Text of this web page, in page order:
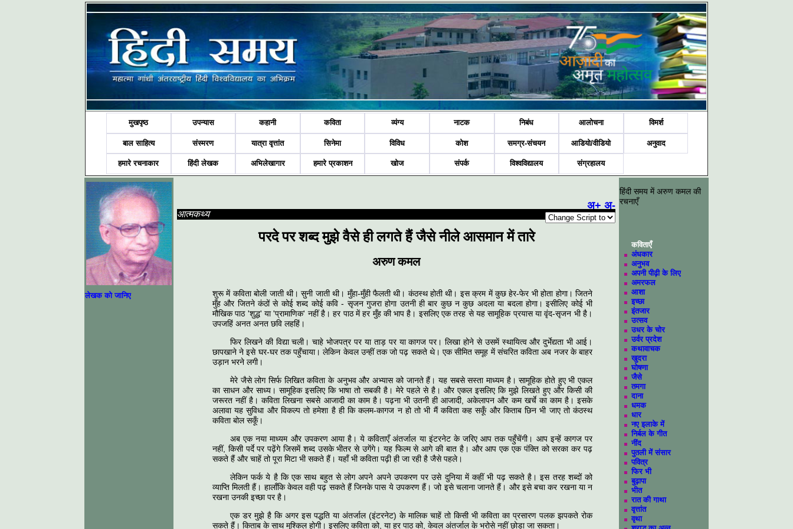
मुखपृष्ठ उपन्यास कहानी कविता व्यंग्य नाटक निबंध आलोचना विमर्श
बाल साहित्य संस्मरण यात्रा वृत्तांत सिनेमा विविध कोश समग्र-संचयन आडियो/वीडियो अनुवाद
हमारे रचनाकार हिंदी लेखक अभिलेखागार हमारे प्रकाशन खोज संपर्क विश्वविद्यालय संग्रहालय
लेखक को जानिए
अ+ अ-
आत्मकथ्य
परदे पर शब्द मुझे वैसे ही लगते हैं जैसे नीले आसमान में तारे
अरुण कमल
शुरू में कविता बोली जाती थी। सुनी जाती थी। मुँहा-मुँही फैलती थी। कंठस्थ होती थी। इस क्रम में कुछ हेर-फेर भी होता होगा। जितने
मुँह और जितने कंठों से कोई शब्द कोई कवि - सृजन गुजरा होगा उतनी ही बार कुछ न कुछ अदला या बदला होगा। इसीलिए कोई भी
मौखिक पाठ 'शुद्ध' या 'प्रामाणिक' नहीं है। हर पाठ में हर मुँह की भाप है। इसलिए एक तरह से यह सामूहिक प्रयास या वृंद-सृजन भी है।
उपजहिं अनत अनत छवि लहहिं।
फिर लिखने की विद्या चली। चाहे भोजपत्र पर या ताड़ पर या कागज पर। लिखा होने से उसमें स्थायित्व और दुर्भेद्यता भी आई।
छापखाने ने इसे घर-घर तक पहुँचाया। लेकिन केवल उन्हीं तक जो पढ़ सकते थे। एक सीमित समूह में संचरित कविता अब नजर के बाहर
उड़ान भरने लगी।
मेरे जैसे लोग सिर्फ लिखित कविता के अनुभव और अभ्यास को जानते हैं। यह सबसे सस्ता माध्यम है। सामूहिक होते हुए भी एकल
का साधन और साध्य। सामूहिक इसलिए कि भाषा तो सबकी है। मेरे पहले से है। और एकल इसलिए कि मुझे लिखते हुए और किसी की
जरूरत नहीं है। कविता लिखना सबसे आजादी का काम है। पढ़ना भी उतनी ही आजादी, अकेलापन और कम खर्चे का काम है। इसके
अलावा यह सुविधा और विकल्प तो हमेशा है ही कि कलम-कागज न हो तो भी मैं कविता कह सकूँ और किताब छिन भी जाए तो कंठस्थ
कविता बोल सकूँ।
अब एक नया माध्यम और उपकरण आया है। ये कविताएँ अंतर्जाल या इंटरनेट के जरिए आप तक पहुँचेंगी। आप इन्हें कागज पर
नहीं, किसी पर्दे पर पढ़ेंगे जिसमें शब्द उसके भीतर से उगेंगे। यह फिल्म से आगे की बात है। और आप एक एक पंक्ति को सरका कर पढ़
सकते हैं और चाहें तो पूरा मिटा भी सकते हैं। यहाँ भी कविता पढ़ी ही जा रही है जैसे पहले।
लेकिन फर्क ये है कि एक साथ बहुत से लोग अपने अपने उपकरण पर उसे दुनिया में कहीं भी पढ़ सकते है। इस तरह शब्दों को
व्याप्ति मिलती हैं। हालाँकि केवल वही पढ़ सकते हैं जिनके पास ये उपकरण हैं। जो इसे चलाना जानते हैं। और इसे बचा कर रखना या न
रखना उनकी इच्छा पर है।
एक डर मुझे है कि अगर इस पद्धति या अंतर्जाल (इंटरनेट) के मालिक चाहें तो किसी भी कविता का प्रसारण पलक झपकते रोक
सकते हैं। किताब के साथ मुश्किल होगी। इसलिए कविता को, या हर पाठ को, केवल अंतर्जाल के भरोसे नहीं छोड़ा जा सकता।
हिंदी समय में अरुण कमल की
रचनाएँ
कविताएँ
अंधकार
अनुभव
अपनी पीढ़ी के लिए
अमरफल
आशा
इच्छा
इंतजार
उत्सव
उधर के चोर
उर्वर प्रदेश
कथावाचक
खुदरा
घोषणा
जैसे
तमगा
दाना
धमक
धार
नए इलाके में
निर्बल के गीत
नींद
पुतली में संसार
पवित्र
फिर भी
बुढ़ापा
भीत
रात की गाथा
वृत्तांत
वृथा